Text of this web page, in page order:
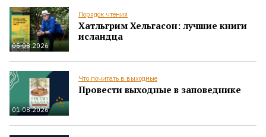
05.08.2026
Порядок чтения
Хатльгрим Хельгасон: лучшие книги
исландца
01.08.2026
Что почитать в выходные
Провести выходные в заповеднике